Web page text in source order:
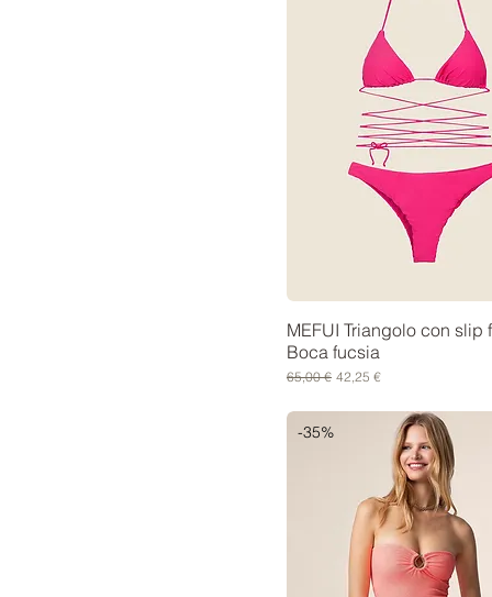
MEFUI Triangolo con slip
Boca fucsia
Prezzo regolare
65,00 € Prezzo scontato
42,25 €
-35%